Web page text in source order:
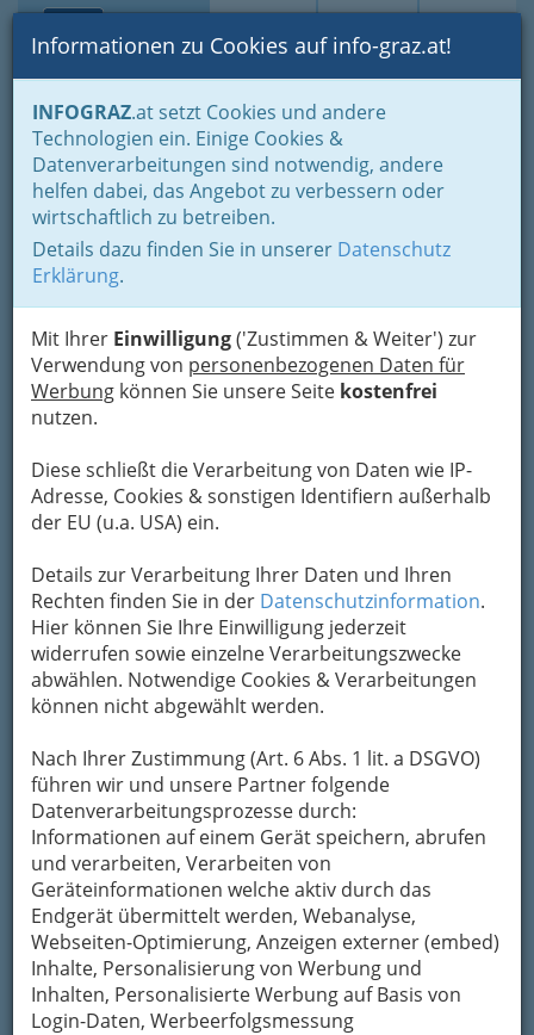
Suche Login Toggle
Informationen zu Cookies auf info-graz.at!
INFOGRAZ.at setzt Cookies und andere
Technologien ein. Einige Cookies &
Datenverarbeitungen sind notwendig, andere
helfen dabei, das Angebot zu verbessern oder
wirtschaftlich zu betreiben.
Details dazu finden Sie in unserer Datenschutz
Erklärung.
Mit Ihrer Einwilligung('Zustimmen & Weiter') zur
Verwendung von personenbezogenen Daten für
Werbung können Sie unsere Seite kostenfrei
nutzen.
Diese schließt die Verarbeitung von Daten wie IP-
Adresse, Cookies & sonstigen Identifiern außerhalb
der EU (u.a. USA) ein.
Details zur Verarbeitung Ihrer Daten und Ihren
Rechten finden Sie in der Datenschutzinformation.
Hier können Sie Ihre Einwilligung jederzeit
widerrufen sowie einzelne Verarbeitungszwecke
abwählen. Notwendige Cookies & Verarbeitungen
können nicht abgewählt werden.
Nach Ihrer Zustimmung (Art. 6 Abs. 1 lit. a DSGVO)
führen wir und unsere Partner folgende
Datenverarbeitungsprozesse durch:
Informationen auf einem Gerät speichern, abrufen
und verarbeiten, Verarbeiten von
Geräteinformationen welche aktiv durch das
Endgerät übermittelt werden, Webanalyse,
Webseiten-Optimierung, Anzeigen externer (embed)
Inhalte, Personalisierung von Werbung und
Inhalten, Personalisierte Werbung auf Basis von
Login-Daten, Werbeerfolgsmessung
Home Lebens-Guide Aus- & Weiterbildung
Medizinischer Masseur - medizinische Masseurin
Schloss-Schule St. Radegund
Schöckelstraße 1, 8061 St. Radegund
+43 3132 3101
+43 3132 3101-4
Karte
Adresse mit Google Maps anschauen
Um die Info-Graz Firmenvor Spam-Mails zu
bewahren, verwenden wir an dieser Stelle zur
Übermittlung Ihrer Nachricht ein sicheres
Formular. Ihre Nachricht wird nach dem
Absenden umgehend per Mail an das
Unternehmen Schloss-Schule St. Radegund
weitergeleitet.
Mein Name
Meine Email Adresse
Mein Betreff